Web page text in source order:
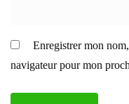
Enregistrer mon
navigateur pour mon